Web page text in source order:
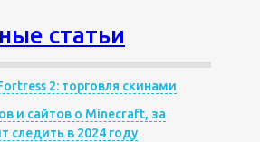
статьи
2: торговля скинами
и сайтов о Minecraft, за
следить в 2024 году